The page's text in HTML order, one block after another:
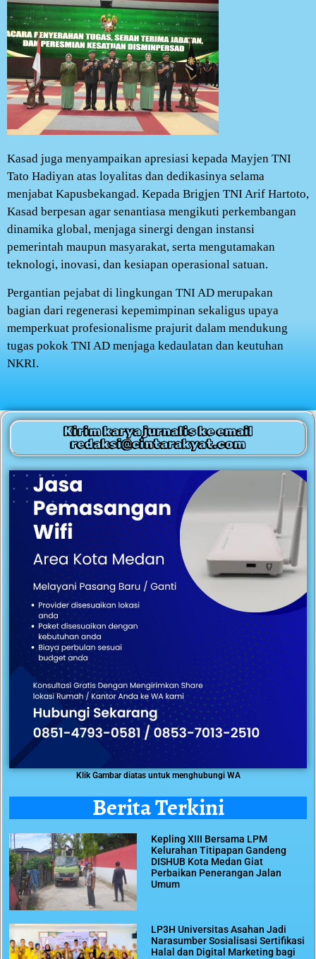
Kasad juga menyampaikan apresiasi kepada Mayjen TNI
Tato Hadiyan atas loyalitas dan dedikasinya selama
menjabat Kapusbekangad. Kepada Brigjen TNI Arif Hartoto,
Kasad berpesan agar senantiasa mengikuti perkembangan
dinamika global, menjaga sinergi dengan instansi
pemerintah maupun masyarakat, serta mengutamakan
teknologi, inovasi, dan kesiapan operasional satuan.
Pergantian pejabat di lingkungan TNI AD merupakan
bagian dari regenerasi kepemimpinan sekaligus upaya
memperkuat profesionalisme prajurit dalam mendukung
tugas pokok TNI AD menjaga kedaulatan dan keutuhan
NKRI.
Kirim karya jurnalis ke email
redaksi@cintarakyat.com
Klik Gambar diatas untuk menghubungi WA
Berita Terkini
Kepling XIII Bersama LPM
Kelurahan Titipapan Gandeng
DISHUB Kota Medan Giat
Perbaikan Penerangan Jalan
Umum
LP3H Universitas Asahan Jadi
Narasumber Sosialisasi Sertifikasi
Halal dan Digital Marketing bagi